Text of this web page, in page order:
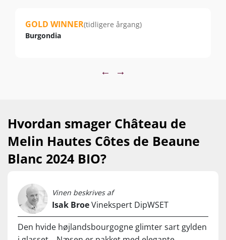
Det siger alt om seriøsiteten, at halvdelen af mosten gærer
på 228 liters burgundiske fade, og at 60 % af den
langt dyere topvine fra Meursault Les Grands Charrons og
Nyd den til stegt fisk og skaldyr, grillet fjerkræ, cremet pasta,
svamperisotto og nøddeagtige oste. Servér ved 10-13°C
GOLD WINNER(tidligere årgang)
Burgondia
← →
Hvordan smager Château de
Melin Hautes Côtes de Beaune
Blanc 2024 BIO?
Vinen beskrives af
Isak BroeVinekspert DipWSET
Den hvide højlandsbourgogne glimter sart gylden